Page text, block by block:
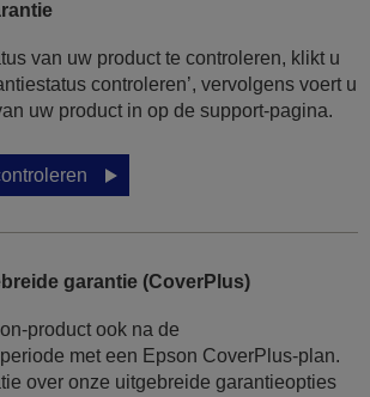
van uw product te controleren, klikt u
controleren’, vervolgens voert u
uw product in op de support-pagina.
garantie (CoverPlus)
product ook na de
met een Epson CoverPlus-plan.
over onze uitgebreide garantieopties